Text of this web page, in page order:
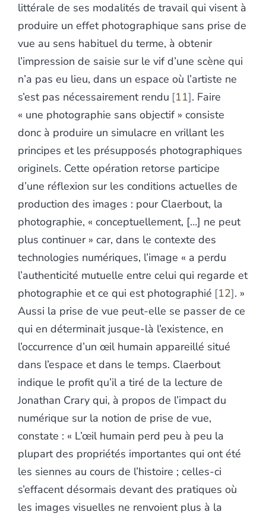
littérale de ses modalités de travail qui visent à
produire un effet photographique sans prise de
vue au sens habituel du terme, à obtenir
l’impression de saisie sur le vif d’une scène qui
n’a pas eu lieu, dans un espace où l’artiste ne
s’est pas nécessairement rendu 11 . Faire
« une photographie sans objectif » consiste
donc à produire un simulacre en vrillant les
principes et les présupposés photographiques
originels. Cette opération retorse participe
d’une réflexion sur les conditions actuelles de
production des images : pour Claerbout, la
photographie, « conceptuellement, […] ne peut
plus continuer » car, dans le contexte des
technologies numériques, l’image « a perdu
l’authenticité mutuelle entre celui qui regarde et
photographie et ce qui est photographié 12 . »
Aussi la prise de vue peut-elle se passer de ce
qui en déterminait jusque-là l’existence, en
l’occurrence d’un œil humain appareillé situé
dans l’espace et dans le temps. Claerbout
indique le profit qu’il a tiré de la lecture de
Jonathan Crary qui, à propos de l’impact du
numérique sur la notion de prise de vue,
constate : « L’œil humain perd peu à peu la
plupart des propriétés importantes qui ont été
les siennes au cours de l’histoire ; celles-ci
s’effacent désormais devant des pratiques où
les images visuelles ne renvoient plus à la